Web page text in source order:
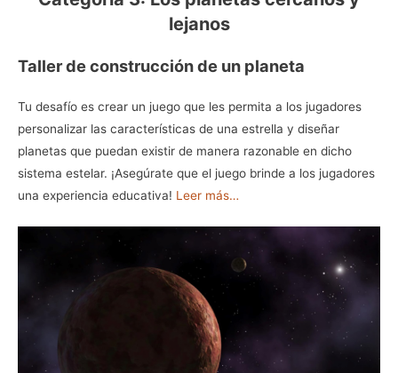
lejanos
Taller de construcción de un planeta
Tu desafío es crear un juego que les permita a los jugadores
personalizar las características de una estrella y diseñar
planetas que puedan existir de manera razonable en dicho
sistema estelar. ¡Asegúrate que el juego brinde a los jugadores
una experiencia educativa! Leer más…